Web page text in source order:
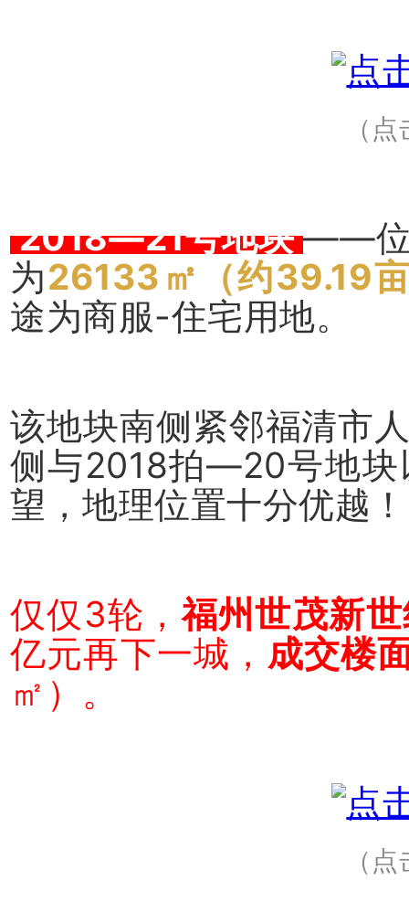
（
2018—21号地块——位
为26133 ㎡
（约39.19
途为商服-住宅用地。
该地块南侧紧邻福清市
侧与2018拍—20号地块
望，地理位置十分优越！
仅仅3轮，福州世茂新
亿元再下一城， 成交楼
㎡）。
（